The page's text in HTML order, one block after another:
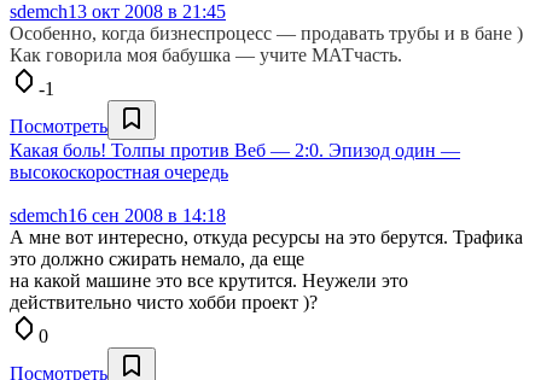
sdemch13 окт 2008 в 21:45
Особенно, когда бизнеспроцесс — продавать трубы и в бане )
Как говорила моя бабушка — учите МАТчасть.
-1
Посмотреть
Какая боль! Толпы против Веб — 2:0. Эпизод один —
высокоскоростная очередь
sdemch16 сен 2008 в 14:18
А мне вот интересно, откуда ресурсы на это берутся. Трафика
это должно сжирать немало, да еще
на какой машине это все крутится. Неужели это
действительно чисто хобби проект )?
0
Посмотреть